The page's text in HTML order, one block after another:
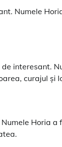
Numele
interesant.
curajul și
Horia